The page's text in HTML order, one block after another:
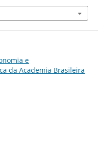
e
da Academia Brasileira